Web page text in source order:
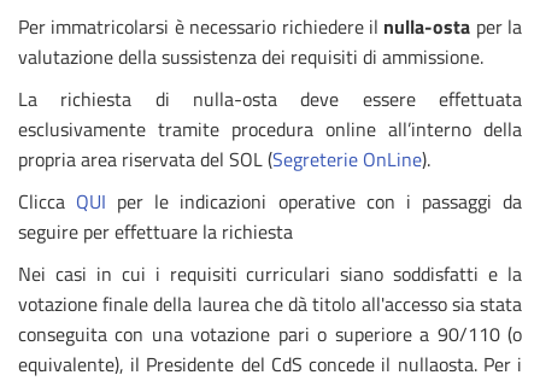
Per immatricolarsi è necessario richiedere il nulla-osta per la
valutazione della sussistenza dei requisiti di ammissione.
La richiesta di nulla-osta deve essere effettuata
esclusivamente tramite procedura online all’interno della
propria area riservata del SOL (Segreterie OnLine).
Clicca QUI per le indicazioni operative con i passaggi da
seguire per effettuare la richiesta
Nei casi in cui i requisiti curriculari siano soddisfatti e la
votazione finale della laurea che dà titolo all'accesso sia stata
conseguita con una votazione pari o superiore a 90/110 (o
equivalente), il Presidente del CdS concede il nullaosta. Per i